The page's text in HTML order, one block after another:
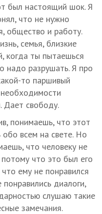
был настоящий шок. Я
что не нужно
общество и работу.
семья, близкие
когда ты пытаешься
надо разрушать. Я про
то паршивый
Дает свободу.
понимаешь, что этот
обо всем на свете. Но
что человеку не
что это был его
ему не понравился
диалоги,
слушаю такие
замечания.